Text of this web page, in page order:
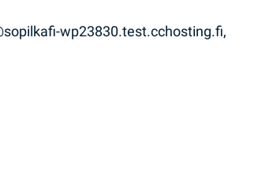
wp23830.test.cchosting.fi,